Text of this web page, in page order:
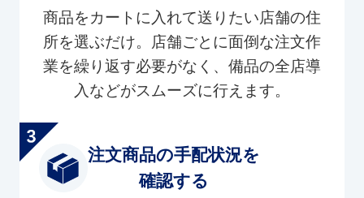
商品をカートに入れて送りたい店舗の住
所を選ぶだけ。店舗ごとに面倒な注文作
業を繰り返す必要がなく、備品の全店導
入などがスムーズに行えます。
注文商品の手配状況を
確認する